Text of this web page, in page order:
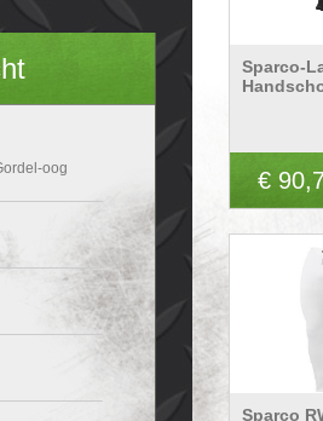
oog
Sparco-
€
Sparco